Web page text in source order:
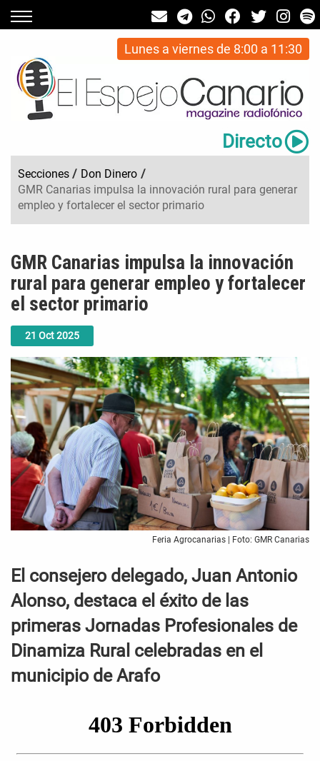
Lunes a viernes de 8:00 a 11:30
Directo
Secciones / Don Dinero /
GMR Canarias impulsa la innovación rural para generar
empleo y fortalecer el sector primario
21 Oct2025
GMR Canarias impulsa la innovación
rural para generar empleo y fortalecer
el sector primario
Feria Agrocanarias | Foto: GMR Canarias
El consejero delegado, Juan Antonio
Alonso, destaca el éxito de las
primeras Jornadas Profesionales de
Dinamiza Rural celebradas en el
municipio de Arafo